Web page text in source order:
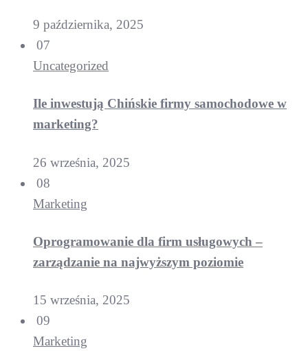
9 października, 2025
07
Uncategorized
Ile inwestują Chińskie firmy samochodowe w
marketing?
26 września, 2025
08
Marketing
Oprogramowanie dla firm usługowych –
zarządzanie na najwyższym poziomie
15 września, 2025
09
Marketing